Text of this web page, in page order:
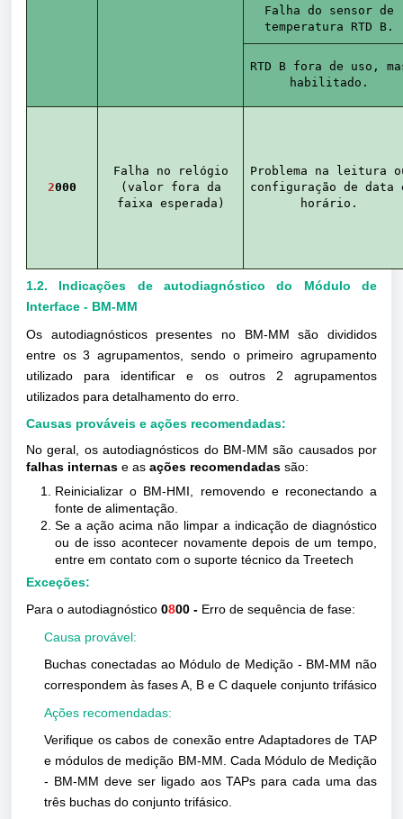
Falha do sensor de
temperatura RTD B.
RTD B fora de uso,
habilitado.
2000
Falha no relógio
(valor fora da
faixa esperada)
Problema na leitura
configuração de data
horário.
1.2. Indicações de autodiagnóstico do Módulo de
Interface - BM-MM
Os autodiagnósticos presentes no BM-MM são divididos
entre os 3 agrupamentos, sendo o primeiro agrupamento
utilizado para identificar e os outros 2 agrupamentos
utilizados para detalhamento do erro.
Causas prováveis e ações recomendadas:
No geral, os autodiagnósticos do BM-MM são causados por
falhas internas e as ações recomendadas são:
Reinicializar o BM-HMI, removendo e reconectando a
fonte de alimentação.
Se a ação acima não limpar a indicação de diagnóstico
ou de isso acontecer novamente depois de um tempo,
entre em contato com o suporte técnico da Treetech
Exceções:
Para o autodiagnóstico 0800 - Erro de sequência de fase:
Causa provável:
Buchas conectadas ao Módulo de Medição - BM-MM não
correspondem às fases A, B e C daquele conjunto trifásico
Ações recomendadas:
Verifique os cabos de conexão entre Adaptadores de TAP
e módulos de medição BM-MM. Cada Módulo de Medição
- BM-MM deve ser ligado aos TAPs para cada uma das
três buchas do conjunto trifásico.